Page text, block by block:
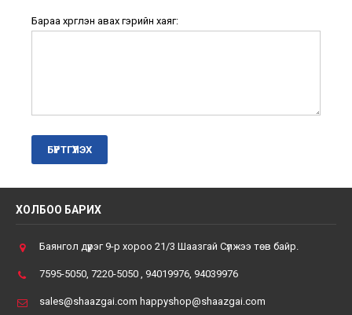
Бараа хүргүүлэн авах гэрийн хаяг:
ХОЛБОО БАРИХ
Баянгол дүүрэг 9-р хороо 21/3 Шаазгай Сүлжээ төв байр.
7595-5050, 7220-5050 , 94019976, 94039976
sales@shaazgai.com happyshop@shaazgai.com